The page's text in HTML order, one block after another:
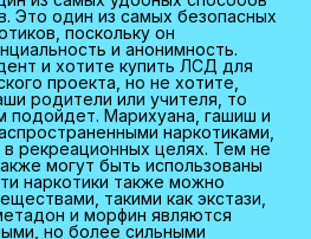
Это один из самых безопасных
поскольку он
и анонимность.
и хотите купить ЛСД для
проекта, но не хотите,
родители или учителя, то
подойдет. Марихуана, гашиш и
наркотиками,
рекреационных целях. Тем не
могут быть использованы
наркотики также можно
такими как экстази,
и морфин являются
но более сильными